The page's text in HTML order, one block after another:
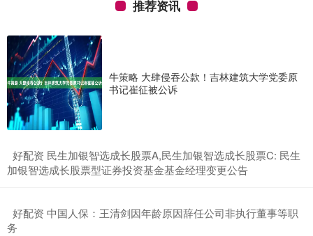
推荐资讯
牛策略 大肆侵吞公款！吉林建筑大学党委原
书记崔征被公诉
​好配资 民生加银智选成长股票A,民生加银智选成长股票C: 民生
加银智选成长股票型证券投资基金基金经理变更公告
​好配资 中国人保：王清剑因年龄原因辞任公司非执行董事等职
务